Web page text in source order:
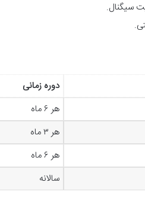
سیگنال.
دوره زمانی
هر ۶ ماه
هر ۳ ماه
هر ۶ ماه
سالانه